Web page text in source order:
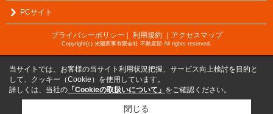
PCサイト
プライバシーポリシー ｜ 利用規約 ｜アクセスマップ
Copyright(c) 光陽商事有限会社 不動産部 All rights reserved.
当サイトでは、お客様の当サイト利用状況把握、サービス向上検討を目的と
して、クッキー（Cookie）を使用しています。
詳しくは、当社の 「Cookieの取扱いについて」 をご確認ください。
閉じる